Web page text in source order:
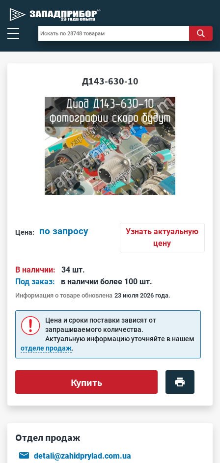
Д143-630-10
Цена: по запросу
Узнать актуальную
цену
В наличии:
34 шт.
Под заказ:
в наличии более 100 шт.
Информация о товаре обновлена 23 июля 2026 года.
Цена и сроки поставки зависят от
запрашиваемого количества.
Актуальную информацию уточняйте в нашем
отделе продаж.
Купить
Отдел продаж
detali@zahidprylad.com.ua